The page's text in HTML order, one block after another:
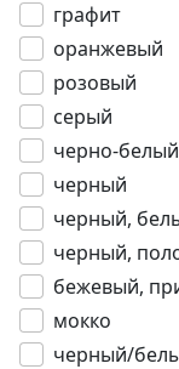
графит
оранжевый
розовый
серый
черно-белый
черный
черный,
черный,
бежевый,
мокко
черный/